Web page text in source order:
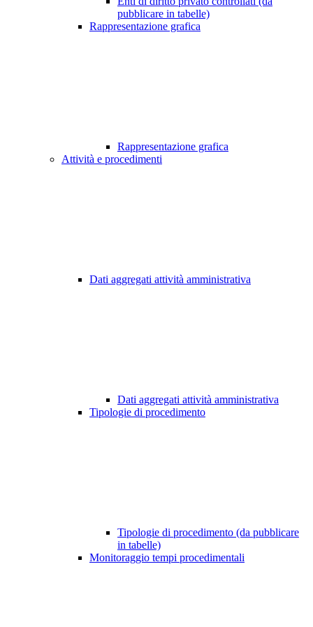
pubblicare in tabelle)
Rappresentazione grafica
Rappresentazione grafica
Attività e procedimenti
Dati aggregati attività amministrativa
Dati aggregati attività amministrativa
Tipologie di procedimento
Tipologie di procedimento (da pubblicare
in tabelle)
Monitoraggio tempi procedimentali